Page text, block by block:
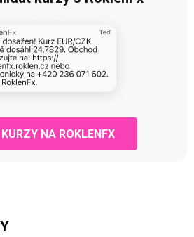
NA ROKLENFX